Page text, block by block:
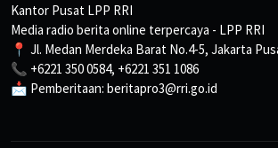
Kantor Pusat LPP RRI
Media radio berita online terpercaya - LPP RRI
📍 Jl. Medan Merdeka Barat No.4-5, Jakarta
📞 +6221 350 0584, +6221 351 1086
📩 Pemberitaan: beritapro3@rri.go.id